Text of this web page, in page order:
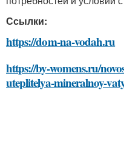
Ссылки:
https://dom-na-vodah.ru
https://by-womens.ru/
uteplitelya-mineralnoy-